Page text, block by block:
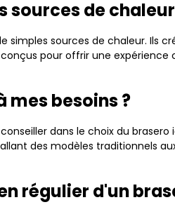
sources de
simples sources de chaleur.
pour offrir une
mes besoins ?
dans le choix du
des modèles traditionnels
régulier d'un